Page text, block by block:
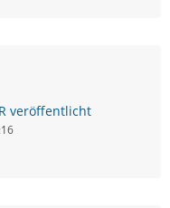
veröffentlicht